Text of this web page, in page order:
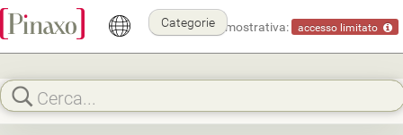
Modalità dimostrativa: accesso limitato
Categorie